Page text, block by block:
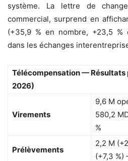
système. La lettre de
commercial, surprend en
(+35,9 % en nombre, +23,5 %
dans les échanges
Télécompensation — Résultats
2026)
Virements
9,6 M
580,2
%
Prélèvements
2,2 M
(+7,3 %)